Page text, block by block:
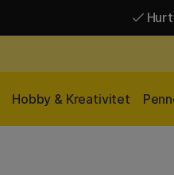
Hobby & Kreativitet